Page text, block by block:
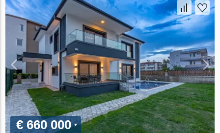
€ 660 000